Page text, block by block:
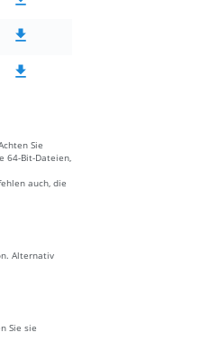
Sie
64-Bit-Dateien,
auch, die
Alternativ
Sie sie